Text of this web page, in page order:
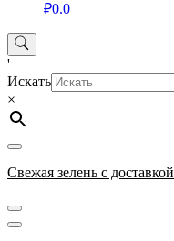
₽0.0
'
Искать
×
Свежая зелень с доставкой